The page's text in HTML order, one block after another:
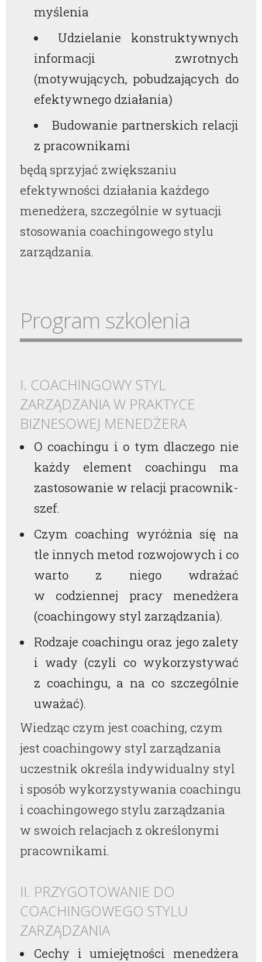
myślenia
Udzielanie konstruktywnych
informacji zwrotnych
(motywujących, pobudzających do
efektywnego działania)
Budowanie partnerskich relacji
z pracownikami
będą sprzyjać zwiększaniu
efektywności działania każdego
menedżera, szczególnie w sytuacji
stosowania coachingowego stylu
zarządzania.
Program szkolenia
I. COACHINGOWY STYL
ZARZĄDZANIA W PRAKTYCE
BIZNESOWEJ MENEDŻERA
O coachingu i o tym dlaczego nie
każdy element coachingu ma
zastosowanie w relacji pracownik-
szef.
Czym coaching wyróżnia się na
tle innych metod rozwojowych i co
warto z niego wdrażać
w codziennej pracy menedżera
(coachingowy styl zarządzania).
Rodzaje coachingu oraz jego zalety
i wady (czyli co wykorzystywać
z coachingu, a na co szczególnie
uważać).
Wiedząc czym jest coaching, czym
jest coachingowy styl zarządzania
uczestnik określa indywidualny styl
i sposób wykorzystywania coachingu
i coachingowego stylu zarządzania
w swoich relacjach z określonymi
pracownikami.
II. PRZYGOTOWANIE DO
COACHINGOWEGO STYLU
ZARZĄDZANIA
Cechy i umiejętności menedżera